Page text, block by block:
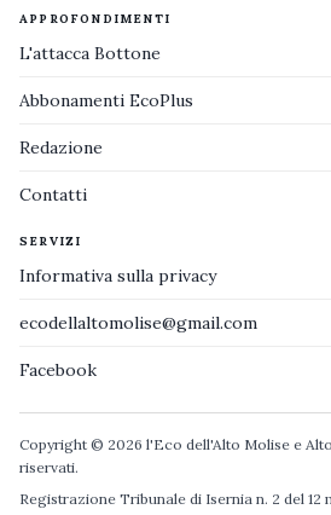
APPROFONDIMENTI
L'attacca Bottone
Abbonamenti EcoPlus
Redazione
Contatti
SERVIZI
Informativa sulla privacy
ecodellaltomolise@gmail.com
Facebook
Copyright © 2026 l'Eco dell'Alto Molise e
riservati.
Registrazione Tribunale di Isernia n. 2 del 12